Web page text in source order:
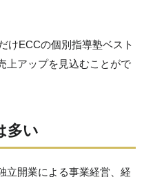
けECCの個別指導塾ベスト
上アップを見込むことがで
多い
立開業による事業経営、経